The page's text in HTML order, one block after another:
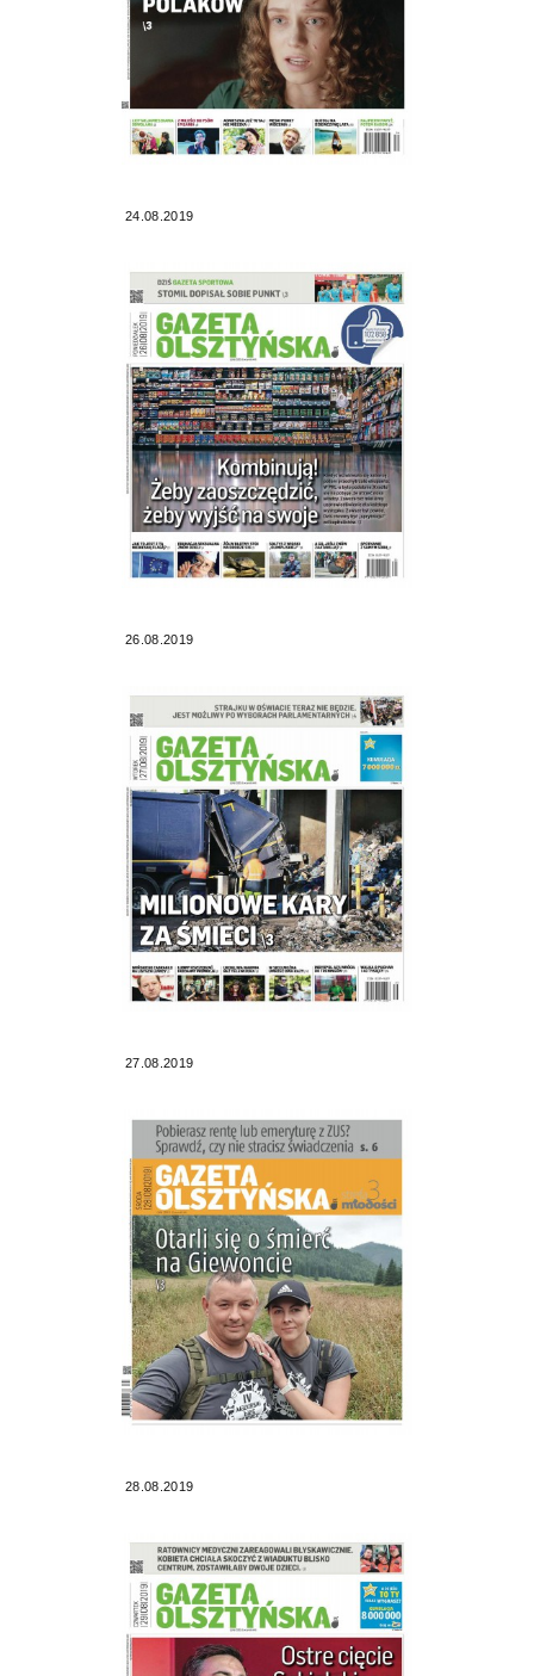
24.08.2019
26.08.2019
27.08.2019
28.08.2019